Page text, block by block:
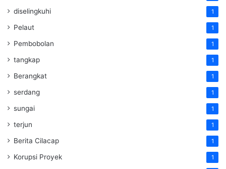
diselingkuhi 1
Pelaut 1
Pembobolan 1
tangkap 1
Berangkat 1
serdang 1
sungai 1
terjun 1
Berita Cilacap 1
Korupsi Proyek 1